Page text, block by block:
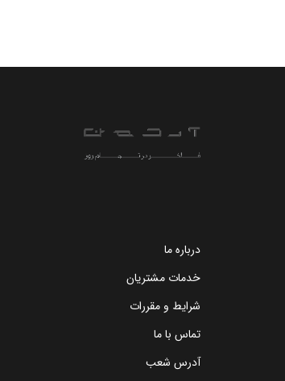
درباره ما
خدمات مشتریان
شرایط و مقررات
تماس با ما
آدرس شعب